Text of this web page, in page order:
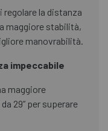
regolare la distanza
maggiore stabilità,
manovrabilità.
impeccabile
maggiore
29” per superare